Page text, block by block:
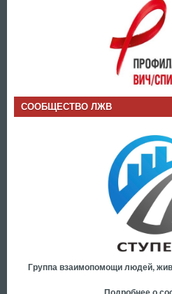
СООБЩЕСТВО ЛЖВ
Группа взаимопомощи людей,